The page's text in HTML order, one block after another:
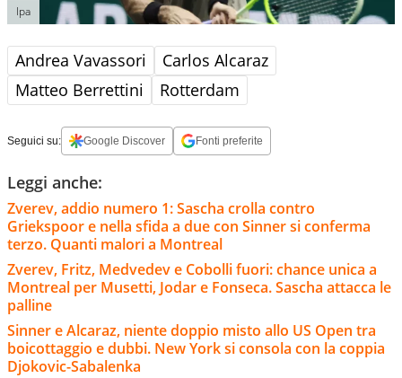
Ipa
Andrea Vavassori
Carlos Alcaraz
Matteo Berrettini
Rotterdam
Seguici su: Google Discover Fonti preferite
Leggi anche:
Zverev, addio numero 1: Sascha crolla contro
Griekspoor e nella sfida a due con Sinner si conferma
terzo. Quanti malori a Montreal
Zverev, Fritz, Medvedev e Cobolli fuori: chance unica a
Montreal per Musetti, Jodar e Fonseca. Sascha attacca le
palline
Sinner e Alcaraz, niente doppio misto allo US Open tra
boicottaggio e dubbi. New York si consola con la coppia
Djokovic-Sabalenka